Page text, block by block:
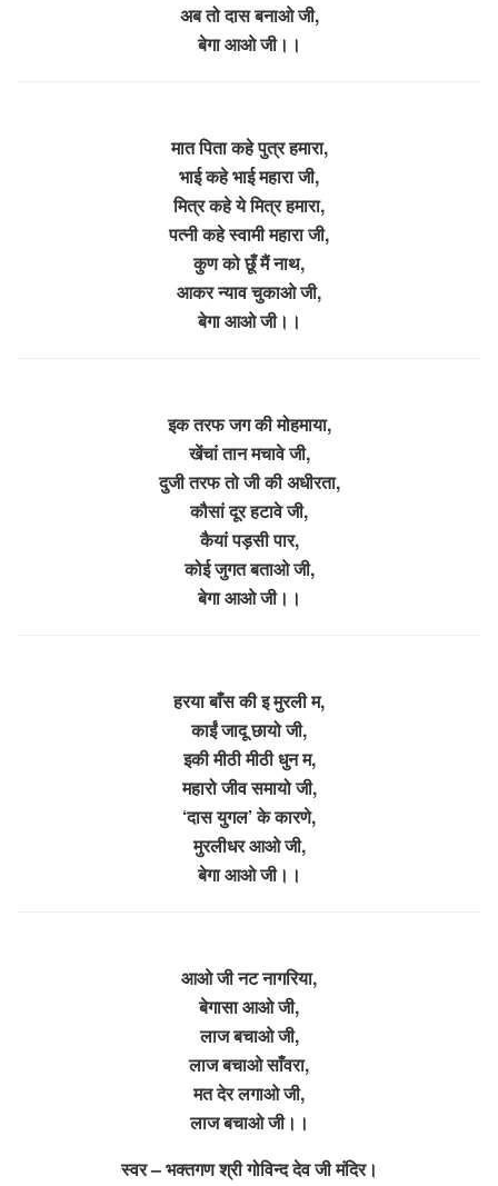
अब तो दास बनाओ जी,
बेगा आओ जी।।
मात पिता कहे पुत्र हमारा,
भाई कहे भाई महारा जी,
मित्र कहे ये मित्र हमारा,
पत्नी कहे स्वामी महारा जी,
कुण को छूँ मैं नाथ,
आकर न्याव चुकाओ जी,
बेगा आओ जी।।
इक तरफ जग की मोहमाया,
खेंचां तान मचावे जी,
दुजी तरफ तो जी की अधीरता,
कौसां दूर हटावे जी,
कैयां पड़सी पार,
कोई जुगत बताओ जी,
बेगा आओ जी।।
हरया बाँस की इ मुरली म,
काईं जादू छायो जी,
इकी मीठी मीठी धुन म,
महारो जीव समायो जी,
‘दास युगल’ के कारणे,
मुरलीधर आओ जी,
बेगा आओ जी।।
आओ जी नट नागरिया,
बेगासा आओ जी,
लाज बचाओ जी,
लाज बचाओ साँवरा,
मत देर लगाओ जी,
लाज बचाओ जी।।
स्वर – भक्तगण श्री गोविन्द देव जी मंदिर।